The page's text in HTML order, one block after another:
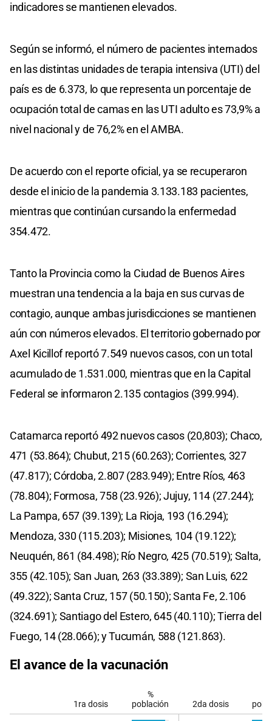
indicadores se mantienen elevados.
Según se informó, el número de pacientes internados
en las distintas unidades de terapia intensiva (UTI) del
país es de 6.373, lo que representa un porcentaje de
ocupación total de camas en las UTI adulto es 73,9% a
nivel nacional y de 76,2% en el AMBA.
De acuerdo con el reporte oficial, ya se recuperaron
desde el inicio de la pandemia 3.133.183 pacientes,
mientras que continúan cursando la enfermedad
354.472.
Tanto la Provincia como la Ciudad de Buenos Aires
muestran una tendencia a la baja en sus curvas de
contagio, aunque ambas jurisdicciones se mantienen
aún con números elevados. El territorio gobernado por
Axel Kicillof reportó 7.549 nuevos casos, con un total
acumulado de 1.531.000, mientras que en la Capital
Federal se informaron 2.135 contagios (399.994).
Catamarca reportó 492 nuevos casos (20,803); Chaco,
471 (53.864); Chubut, 215 (60.263); Corrientes, 327
(47.817); Córdoba, 2.807 (283.949); Entre Ríos, 463
(78.804); Formosa, 758 (23.926); Jujuy, 114 (27.244);
La Pampa, 657 (39.139); La Rioja, 193 (16.294);
Mendoza, 330 (115.203); Misiones, 104 (19.122);
Neuquén, 861 (84.498); Río Negro, 425 (70.519); Salta,
355 (42.105); San Juan, 263 (33.389); San Luis, 622
(49.322); Santa Cruz, 157 (50.150); Santa Fe, 2.106
(324.691); Santiago del Estero, 645 (40.110); Tierra del
Fuego, 14 (28.066); y Tucumán, 588 (121.863).